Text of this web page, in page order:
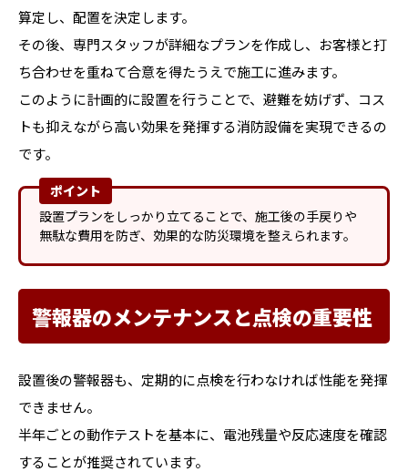
算定し、配置を決定します。
その後、専門スタッフが詳細なプランを作成し、お客様と打
ち合わせを重ねて合意を得たうえで施工に進みます。
このように計画的に設置を行うことで、避難を妨げず、コス
トも抑えながら高い効果を発揮する消防設備を実現できるの
です。
ポイント
設置プランをしっかり立てることで、施工後の手戻りや
無駄な費用を防ぎ、効果的な防災環境を整えられます。
警報器のメンテナンスと点検の重要性
設置後の警報器も、定期的に点検を行わなければ性能を発揮
できません。
半年ごとの動作テストを基本に、電池残量や反応速度を確認
することが推奨されています。